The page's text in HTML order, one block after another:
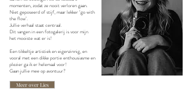
momenten, zodat ze nooit verloren gaan.
Niet geposeerd of stijf, maar lekker ‘go with
the flow’.
Jullie verhaal staat centraal.
Dit vangen in een fotogalerij is voor mijn
het mooiste wat er is!
Een tikkeltje artistiek en eigenzinnig, en
vooral met een dikke portie enthousiasme en
plezier ga ik er helemaal voor!
Gaan jullie mee op avontuur?
Meer over Lies